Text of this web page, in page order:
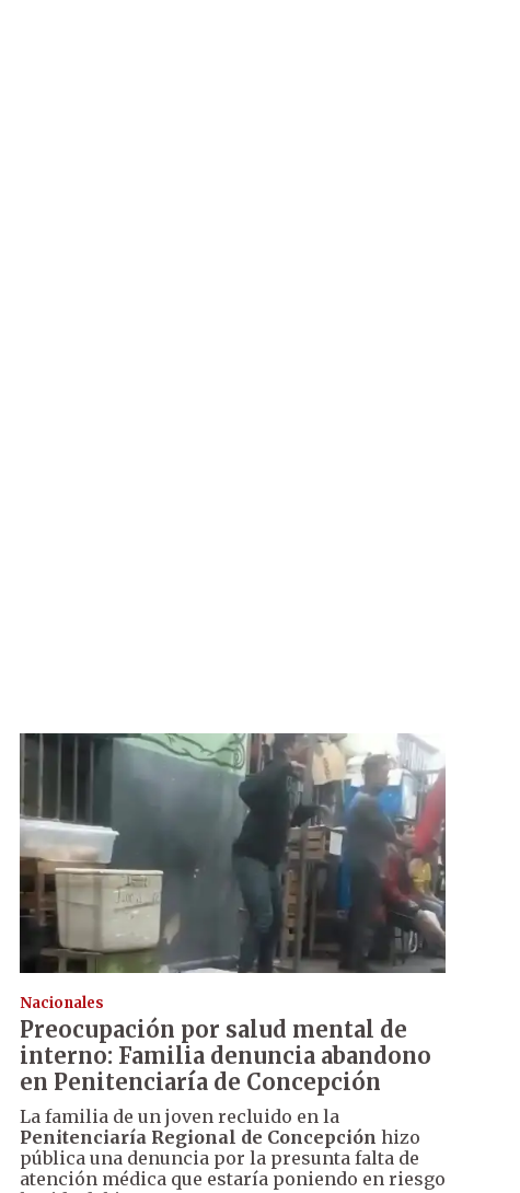
Nacionales
Preocupación por salud mental de
interno: Familia denuncia abandono
en Penitenciaría de Concepción
La familia de un joven recluido en la
Penitenciaría Regional de Concepción hizo
pública una denuncia por la presunta falta de
atención médica que estaría poniendo en riesgo